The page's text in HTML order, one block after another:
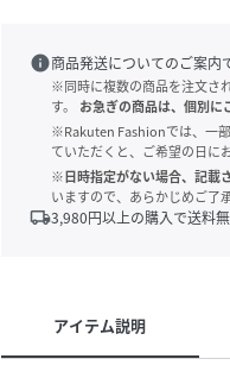
info商品発送についてのご案内
※同時に複数の商品を注文さ
す。
お急ぎの商品は、個別に
※Rakuten Fashionでは、一
ていただくと、ご希望の日に
※日時指定がない場合、記載
いますので、あらかじめご了
local_shipping3,980円以上の購入で送料
アイテム説明